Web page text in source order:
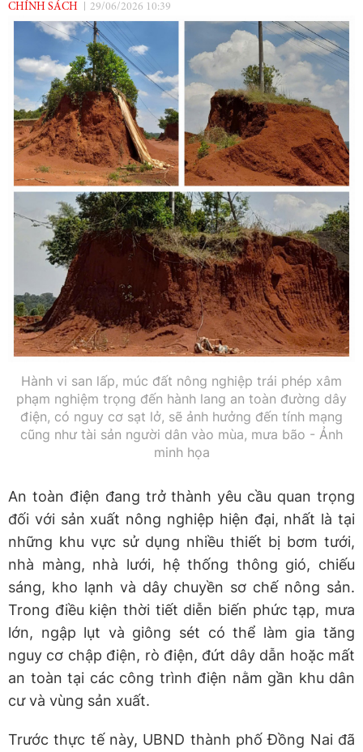
CHÍNH SÁCH 29/06/2026 10:39
Hành vi san lấp, múc đất nông nghiệp trái phép xâm
phạm nghiệm trọng đến hành lang an toàn đường dây
điện, có nguy cơ sạt lở, sẽ ảnh hưởng đến tính mạng
cũng như tài sản người dân vào mùa, mưa bão - Ảnh
minh họa
An toàn điện đang trở thành yêu cầu quan trọng
đối với sản xuất nông nghiệp hiện đại, nhất là tại
những khu vực sử dụng nhiều thiết bị bơm tưới,
nhà màng, nhà lưới, hệ thống thông gió, chiếu
sáng, kho lạnh và dây chuyền sơ chế nông sản.
Trong điều kiện thời tiết diễn biến phức tạp, mưa
lớn, ngập lụt và giông sét có thể làm gia tăng
nguy cơ chập điện, rò điện, đứt dây dẫn hoặc mất
an toàn tại các công trình điện nằm gần khu dân
cư và vùng sản xuất.
Trước thực tế này, UBND thành phố Đồng Nai đã